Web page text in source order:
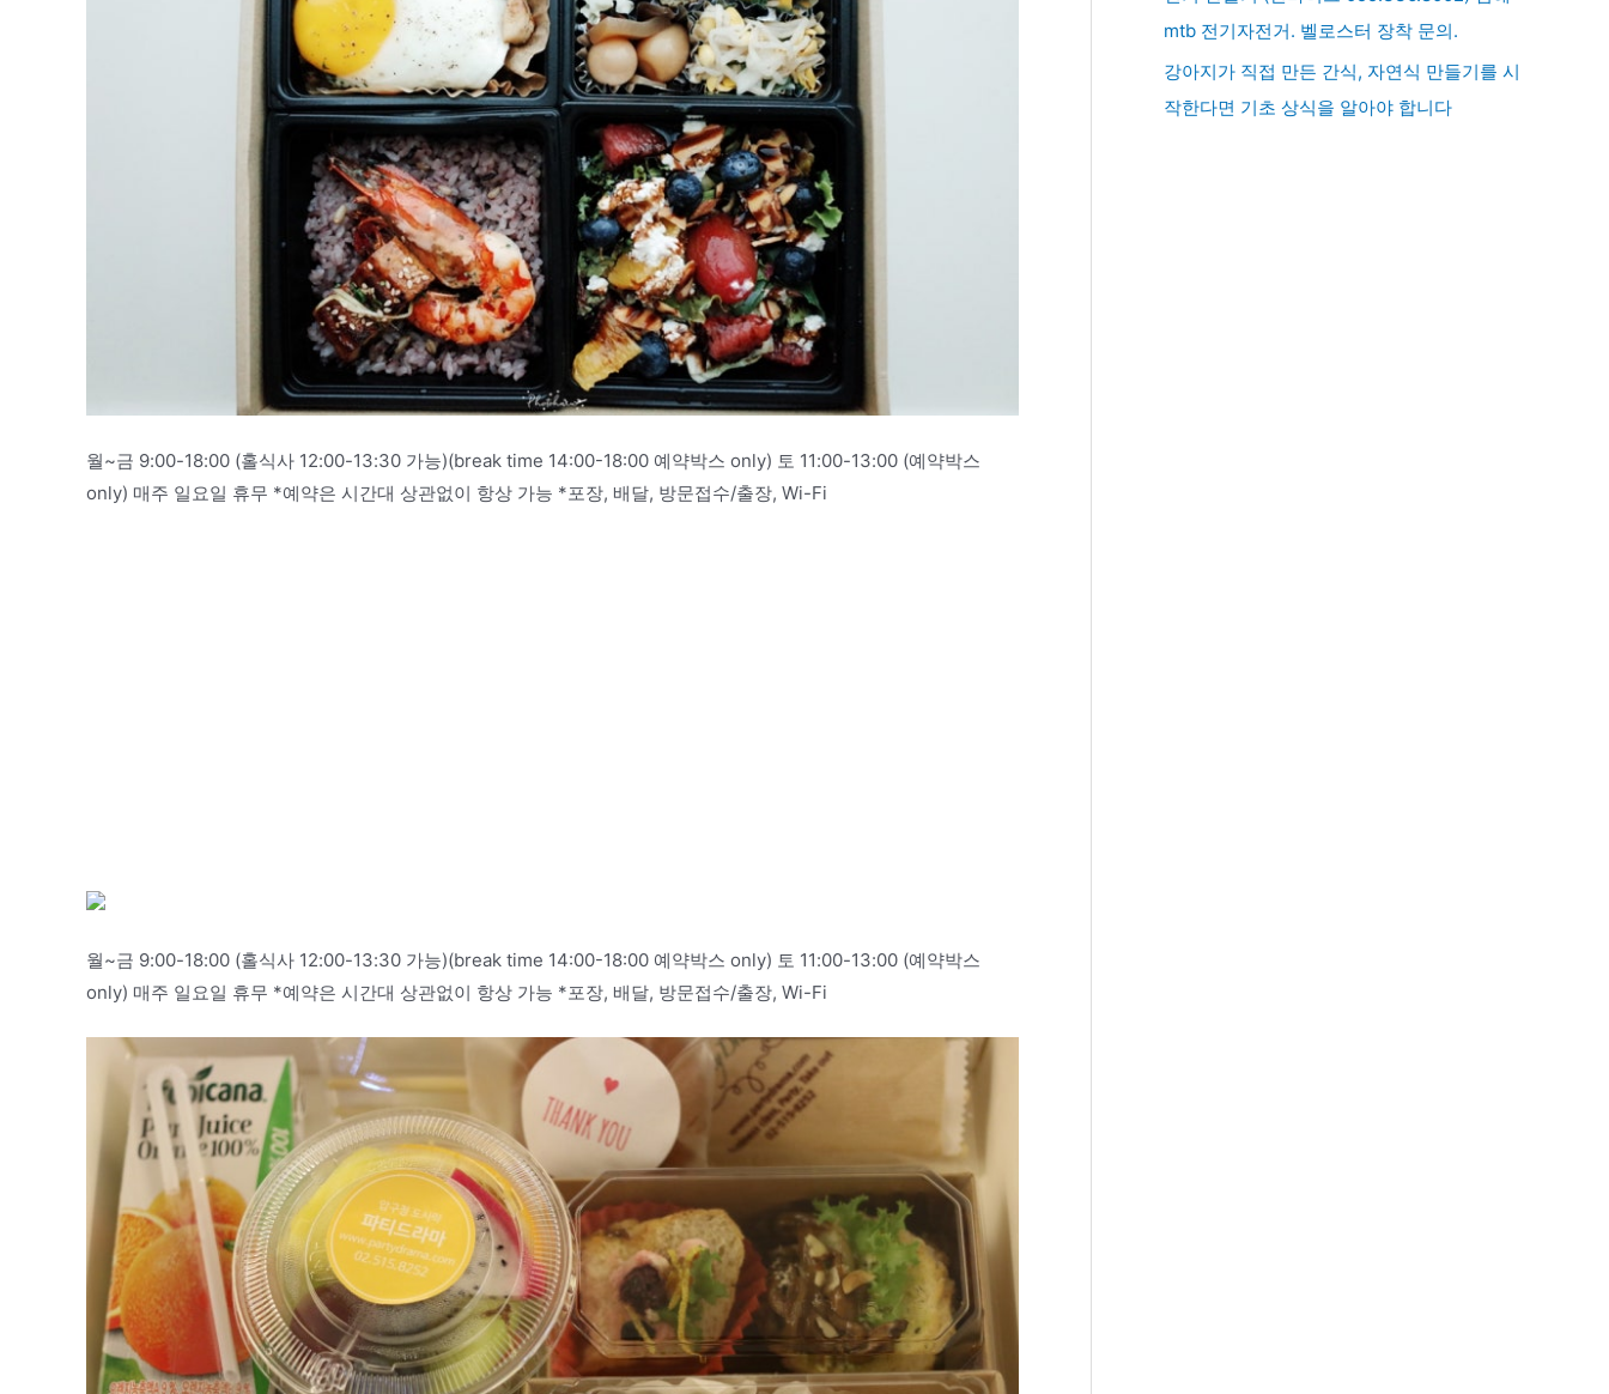
월~금 9:00-18:00 (홀식사 12:00-13:30 가능)(break time 14:00-18:00 예약박스 only) 토 11:00-13:00 (예약박스
only) 매주 일요일 휴무 *예약은 시간대 상관없이 항상 가능 *포장, 배달, 방문접수/출장, Wi-Fi
월~금 9:00-18:00 (홀식사 12:00-13:30 가능)(break time 14:00-18:00 예약박스 only) 토 11:00-13:00 (예약박스
only) 매주 일요일 휴무 *예약은 시간대 상관없이 항상 가능 *포장, 배달, 방문접수/출장, Wi-Fi
mtb 전기자전거. 벨로스터 장착 문의.
강아지가 직접 만든 간식, 자연식 만들기를 시
작한다면 기초 상식을 알아야 합니다